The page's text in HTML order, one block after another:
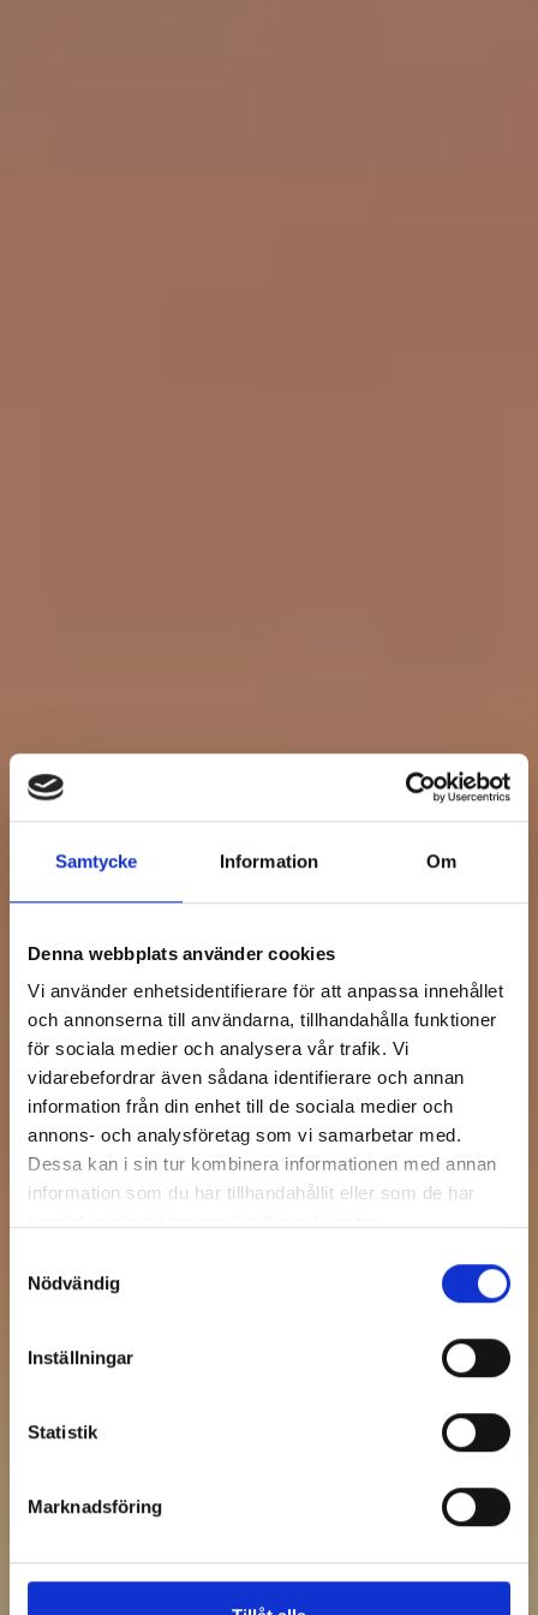
Samtycke Information Om
Denna webbplats använder cookies
Vi använder enhetsidentifierare för att anpassa innehållet
och annonserna till användarna, tillhandahålla funktioner
för sociala medier och analysera vår trafik. Vi
vidarebefordrar även sådana identifierare och annan
information från din enhet till de sociala medier och
annons- och analysföretag som vi samarbetar med.
Dessa kan i sin tur kombinera informationen med annan
information som du har tillhandahållit eller som de har
Nödvändig
Inställningar
Statistik
Marknadsföring